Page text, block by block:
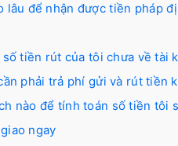
lâu để nhận được tiền pháp
số tiền rút của tôi chưa về tài
phải trả phí gửi và rút tiền
nào để tính toán số tiền tôi
ngay